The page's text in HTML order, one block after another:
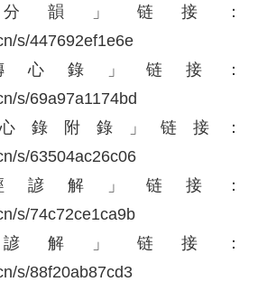
韻」链接：
s/447692ef1e6e
心錄」链接：
s/69a97a1174bd
錄附錄」链接：
s/63504ac26c06
諺解」链接：
s/74c72ce1ca9b
解」链接：
s/88f20ab87cd3